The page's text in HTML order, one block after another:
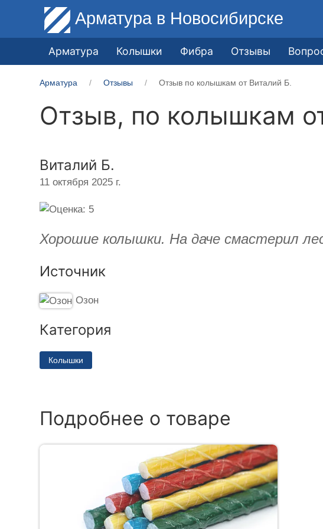
Арматура в Новосибирске
Арматура Колышки Фибра Отзывы
Арматура Отзывы Отзыв по колышкам от Виталий Б.
Отзыв, по колышкам
Виталий Б.
11 октября 2025 г.
Хорошие колышки. На даче смастерил
Источник
Озон
Категория
Колышки
Подробнее о товаре